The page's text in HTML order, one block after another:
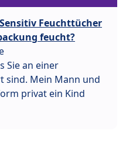
Feuchttücher
feucht?
Sie an einer
sind. Mein Mann und
privat ein Kind